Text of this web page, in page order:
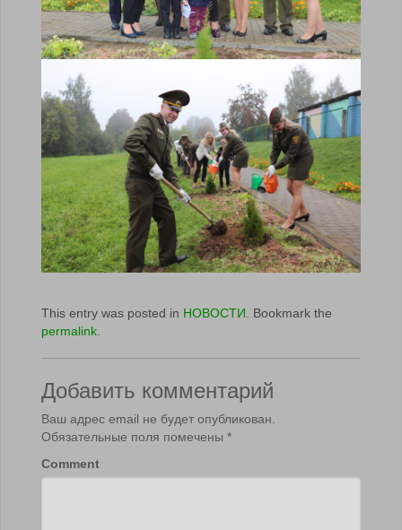
This entry was posted in НОВОСТИ . Bookmark the
permalink
Добавить комментарий
Ваш адрес email не будет опубликован.
Обязательные поля помечены *
Comment